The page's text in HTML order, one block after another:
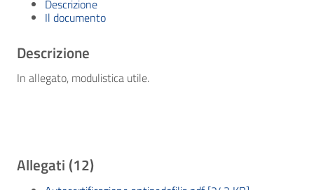
Descrizione
Il documento
Descrizione
In allegato, modulistica utile.
Allegati (12)